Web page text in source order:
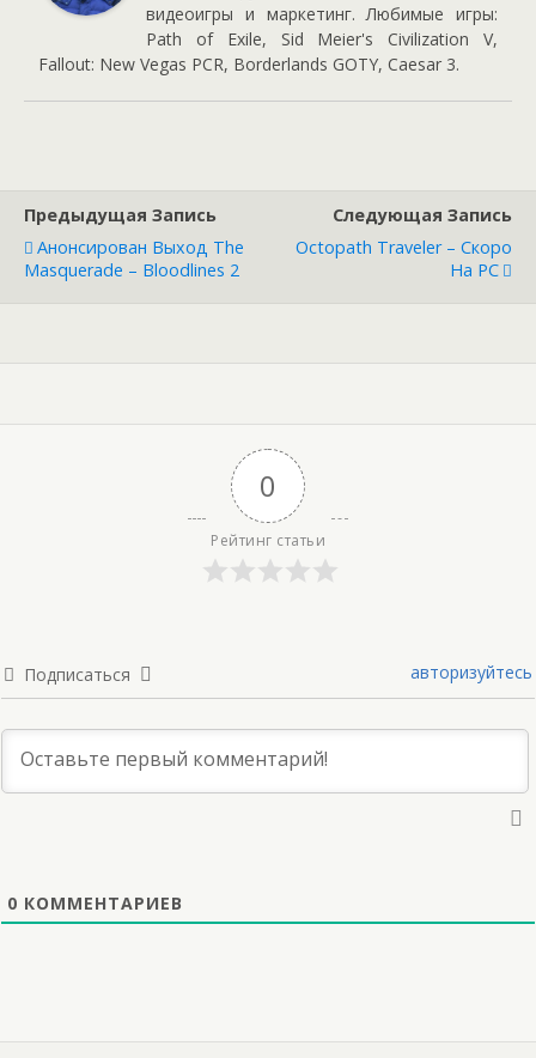
видеоигры и маркетинг. Любимые игры:
Path of Exile, Sid Meier's Civilization V,
Fallout: New Vegas PCR, Borderlands GOTY, Caesar 3.
Предыдущая Запись
Анонсирован Выход The
Masquerade – Bloodlines 2
Следующая Запись
Octopath Traveler – Скоро
На PC
0
Рейтинг статьи
Подписаться авторизуйтесь
0 КОММЕНТАРИЕВ